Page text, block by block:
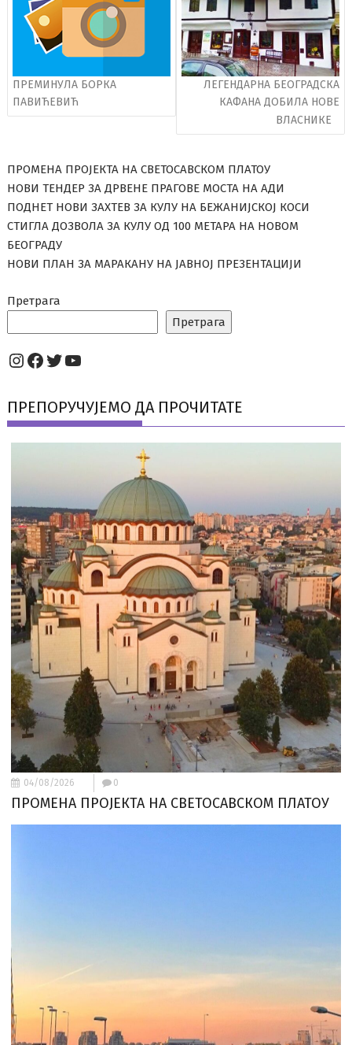
ПРЕМИНУЛА БОРКА
ПАВИЋЕВИЋ
ЛЕГЕНДАРНА БЕОГРАДСКА
КАФАНА ДОБИЛА НОВЕ
ВЛАСНИКЕ
ПРОМЕНА ПРОЈЕКТА НА СВЕТОСАВСКОМ ПЛАТОУ
НОВИ ТЕНДЕР ЗА ДРВЕНЕ ПРАГОВЕ МОСТА НА АДИ
ПОДНЕТ НОВИ ЗАХТЕВ ЗА КУЛУ НА БЕЖАНИЈСКОЈ КОСИ
СТИГЛА ДОЗВОЛА ЗА КУЛУ ОД 100 МЕТАРА НА НОВОМ
БЕОГРАДУ
НОВИ ПЛАН ЗА МАРАКАНУ НА ЈАВНОЈ ПРЕЗЕНТАЦИЈИ
Претрага
Претрага
Instagram
Facebook
Twitter
YouTube
ПРЕПОРУЧУЈЕМО ДА ПРОЧИТАТЕ
04/08/2026 0
ПРОМЕНА ПРОЈЕКТА НА СВЕТОСАВСКОМ ПЛАТОУ